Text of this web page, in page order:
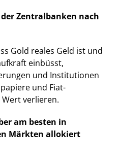
Zentralbanken nach
Gold reales Geld ist und
einbüsst,
und Institutionen
und Fiat-
verlieren.
am besten in
Märkten allokiert